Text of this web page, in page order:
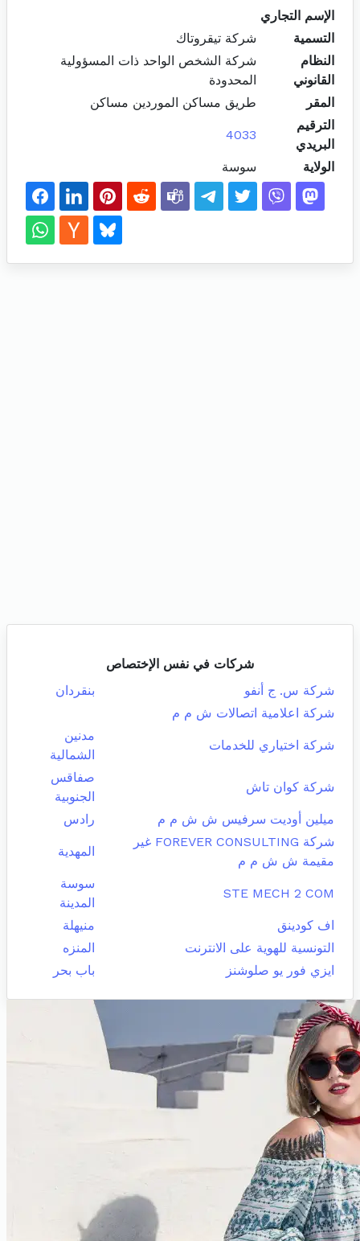
الإسم التجاري
التسمية
شركة تيقروتاك
النظام
القانوني
شركة الشخص الواحد ذات المسؤولية
المحدودة
المقر
طريق مساكن الموردين مساكن
الترقيم
البريدي
4033
الولاية سوسة
شركات في نفس الإختصاص
شركة س. ج أنفو
بنقردان
شركة اعلامية اتصالات ش م م
شركة اختياري للخدمات
مدنين
الشمالية
شركة كوان تاش
صفاقس
الجنوبية
ميلين أوديت سرفيس ش ش م م
رادس
شركة FOREVER CONSULTING غير
مقيمة ش ش م م
المهدية
STE MECH 2 COM
سوسة
المدينة
اف كودينق
منيهلة
التونسية للهوية على الانترنت
المنزه
ايزي فور يو صلوشنز
باب بحر